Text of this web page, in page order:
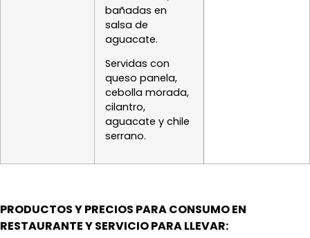
bañadas en
salsa de
aguacate.
Servidas con
queso panela,
cebolla morada,
cilantro,
aguacate y chile
serrano.
PRODUCTOS Y PRECIOS PARA CONSUMO EN
RESTAURANTE Y SERVICIO PARA LLEVAR: